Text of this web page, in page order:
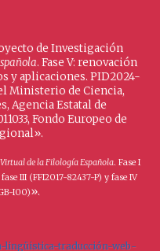
de Investigación
. Fase V: renovación
y aplicaciones. PID2024-
Ministerio de Ciencia,
Agencia Estatal de
Fondo Europeo de
de la Filología Española. Fase I
III (FFI2017-82437-P) y fase IV
I00)».